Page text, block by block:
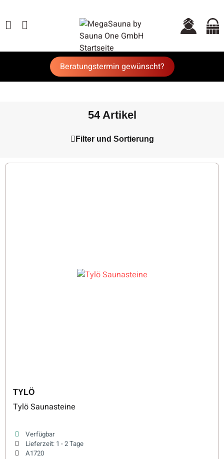
Beratungstermin gewünscht?
54 Artikel
Filter und Sortierung
TYLÖ
Tylö Saunasteine
Verfügbar
Lieferzeit: 1 - 2 Tage
A1720